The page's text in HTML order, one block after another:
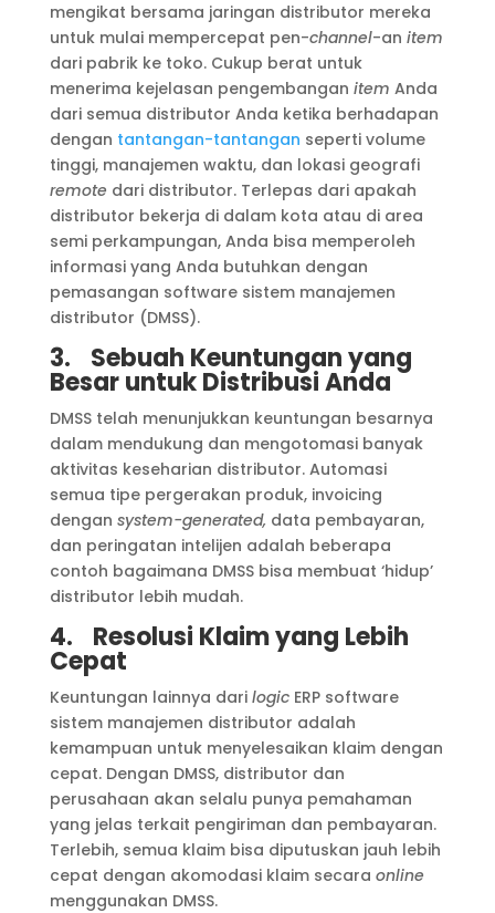
mengikat bersama jaringan distributor mereka
untuk mulai mempercepat pen-channel-an item
dari pabrik ke toko. Cukup berat untuk
menerima kejelasan pengembangan item Anda
dari semua distributor Anda ketika berhadapan
dengan tantangan-tantangan seperti volume
tinggi, manajemen waktu, dan lokasi geografi
remote dari distributor. Terlepas dari apakah
distributor bekerja di dalam kota atau di area
semi perkampungan, Anda bisa memperoleh
informasi yang Anda butuhkan dengan
pemasangan software sistem manajemen
distributor (DMSS).
3. Sebuah Keuntungan yang
Besar untuk Distribusi Anda
DMSS telah menunjukkan keuntungan besarnya
dalam mendukung dan mengotomasi banyak
aktivitas keseharian distributor. Automasi
semua tipe pergerakan produk, invoicing
dengan system-generated, data pembayaran,
dan peringatan intelijen adalah beberapa
contoh bagaimana DMSS bisa membuat ‘hidup’
distributor lebih mudah.
4. Resolusi Klaim yang Lebih
Cepat
Keuntungan lainnya dari logic ERP software
sistem manajemen distributor adalah
kemampuan untuk menyelesaikan klaim dengan
cepat. Dengan DMSS, distributor dan
perusahaan akan selalu punya pemahaman
yang jelas terkait pengiriman dan pembayaran.
Terlebih, semua klaim bisa diputuskan jauh lebih
cepat dengan akomodasi klaim secara online
menggunakan DMSS.